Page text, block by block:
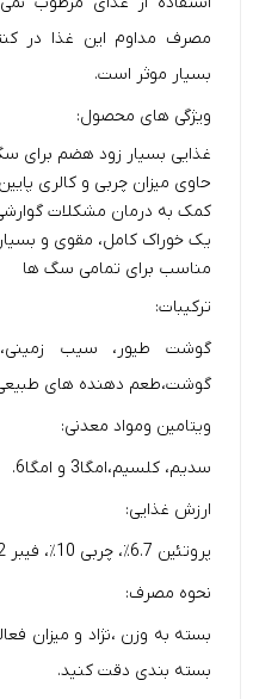
مصرف مداوم این غذا در
بسیار موثر است.
ویژگی های محصول:
غذایی بسیار زود هضم برای
حاوی میزان چربی و کالری پایین
کمک به درمان مشکلات
یک خوراک کامل، مقوی و
مناسب برای تمامی سگ ها
ترکیبات:
گوشت طیور، سیب
گوشت،طعم دهنده های
ویتامین ومواد معدنی:
سدیم، کلسیم،امگا3 و امگا6.
ارزش غذایی:
پروتئین 6.7٪، چربی 10٪، فیبر 2٪، کربوهیدرات 2.2٪، رطوبت 80٪
نحوه مصرف:
بسته به وزن ،نژاد و میزان
بسته بندی دقت کنید.